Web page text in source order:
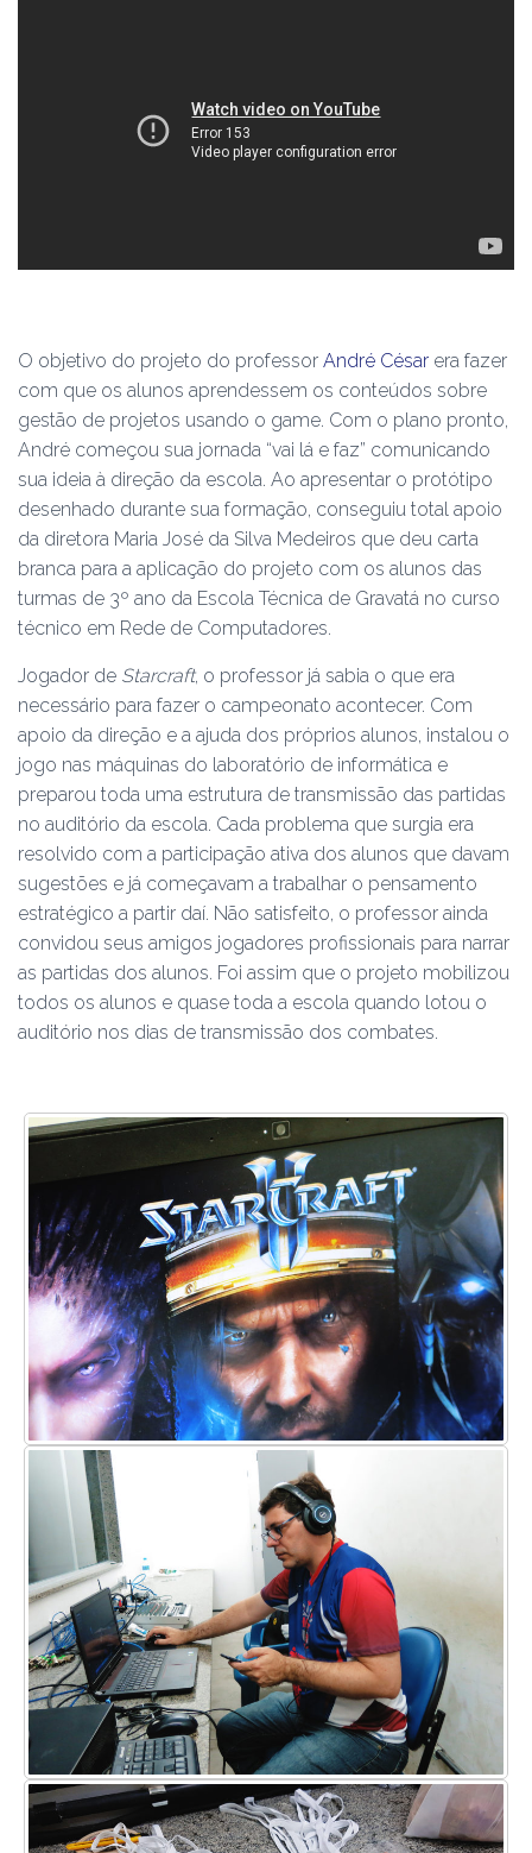
O objetivo do projeto do professor André César era fazer
com que os alunos aprendessem os conteúdos sobre
gestão de projetos usando o game. Com o plano pronto,
André começou sua jornada “vai lá e faz” comunicando
sua ideia à direção da escola. Ao apresentar o protótipo
desenhado durante sua formação, conseguiu total apoio
da diretora Maria José da Silva Medeiros que deu carta
branca para a aplicação do projeto com os alunos das
turmas de 3º ano da Escola Técnica de Gravatá no curso
técnico em Rede de Computadores.
Jogador de Starcraft, o professor já sabia o que era
necessário para fazer o campeonato acontecer. Com
apoio da direção e a ajuda dos próprios alunos, instalou o
jogo nas máquinas do laboratório de informática e
preparou toda uma estrutura de transmissão das partidas
no auditório da escola. Cada problema que surgia era
resolvido com a participação ativa dos alunos que davam
sugestões e já começavam a trabalhar o pensamento
estratégico a partir daí. Não satisfeito, o professor ainda
convidou seus amigos jogadores profissionais para narrar
as partidas dos alunos. Foi assim que o projeto mobilizou
todos os alunos e quase toda a escola quando lotou o
auditório nos dias de transmissão dos combates.